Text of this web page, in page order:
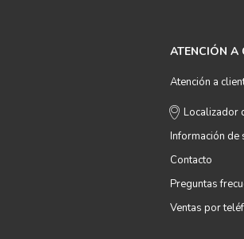
ATENCIÓN A
Atención a
Localizador
Información de
Contacto
Preguntas
Ventas por